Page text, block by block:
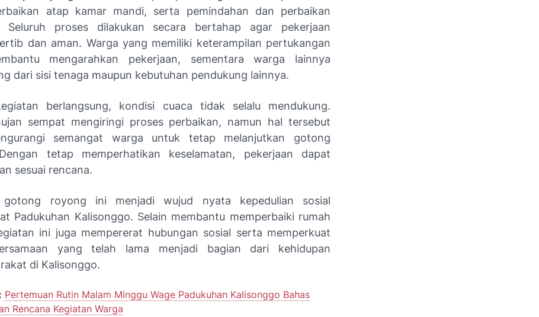
atap kamar mandi, serta pemindahan dan perbaikan
Seluruh proses dilakukan secara bertahap agar pekerjaan
dan aman. Warga yang memiliki keterampilan pertukangan
mengarahkan pekerjaan, sementara warga lainnya
dari sisi tenaga maupun kebutuhan pendukung lainnya.
berlangsung, kondisi cuaca tidak selalu mendukung.
sempat mengiringi proses perbaikan, namun hal tersebut
semangat warga untuk tetap melanjutkan gotong
tetap memperhatikan keselamatan, pekerjaan dapat
sesuai rencana.
gotong royong ini menjadi wujud nyata kepedulian sosial
Padukuhan Kalisonggo. Selain membantu memperbaiki rumah
ini juga mempererat hubungan sosial serta memperkuat
yang telah lama menjadi bagian dari kehidupan
di Kalisonggo.
Pertemuan Rutin Malam Minggu Wage Padukuhan Kalisonggo Bahas
Rencana Kegiatan Warga